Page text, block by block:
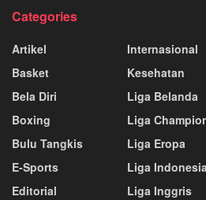
Categories
Artikel
Basket
Bela Diri
Boxing
Bulu Tangkis
E-Sports
Editorial
Internasional
Kesehatan
Liga Belanda
Liga
Liga Eropa
Liga
Liga Inggris